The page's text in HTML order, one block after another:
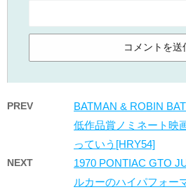
PREV
BATMAN & ROBIN
低作品賞ノミネート映
っていう[HRY54]
NEXT
1970 PONTIAC GTO
ルカーのハイパフォー